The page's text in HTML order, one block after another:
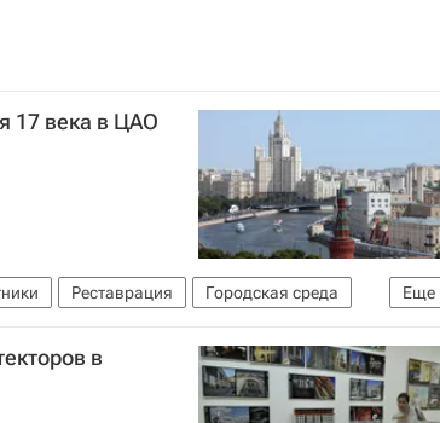
17 века в ЦАО
Еще
Реставрация
Городская среда
в